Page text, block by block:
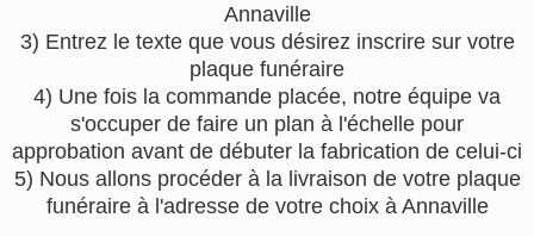
Annaville
3) Entrez le texte que vous désirez inscrire sur votre
plaque funéraire
4) Une fois la commande placée, notre équipe va
s'occuper de faire un plan à l'échelle pour
approbation avant de débuter la fabrication de celui-ci
5) Nous allons procéder à la livraison de votre plaque
funéraire à l'adresse de votre choix à Annaville